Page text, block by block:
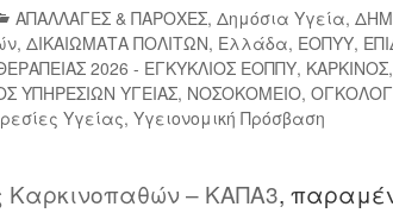
ΑΠΑΛΛΑΓΕΣ & ΠΑΡΟΧΕΣ,Δημόσια Υγεία,
,ΔΙΚΑΙΩΜΑΤΑ ΠΟΛΙΤΩΝ, Ελλάδα, ΕΟΠΥΥ,
2026 - ΕΓΚΥΚΛΙΟΣ ΕΟΠΠΥ, ΚΑΡΚΙΝΟΣ,
ΥΠΗΡΕΣΙΩΝ ΥΓΕΙΑΣ, ΝΟΣΟΚΟΜΕΙΟ,
Υγείας,Υγειονομική Πρόσβαση
Καρκινοπαθών – ΚΑΠΑ3,